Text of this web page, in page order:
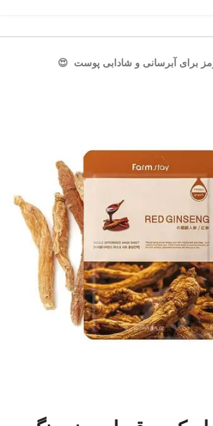
برای آبرسانی و شادابی پوست 😍